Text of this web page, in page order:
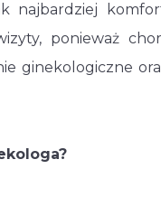
najbardziej
ponieważ
ginekologiczne